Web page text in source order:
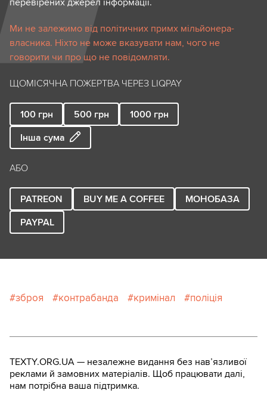
перевірених джерел інформації.
Ми не залежимо від політичних примх мільйонера-
власника. Ніхто не може вказувати нам, чого не
говорити чи про що не повідомляти.
ЩОМІСЯЧНА ПОЖЕРТВА ЧЕРЕЗ LIQPAY
100 грн 500 грн 1000 грн
Інша сума
АБО
PATREON BUY ME A COFFEE
МОНОБАЗА
PAYPAL
зброя контрабанда кримінал поліція
TEXTY.ORG.UA — незалежне видання без навʼязливої
реклами й замовних матеріалів. Щоб працювати далі,
нам потрібна ваша підтримка.